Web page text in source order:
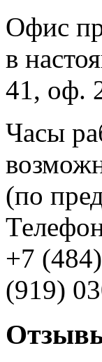
Офис
в
41, оф.
Часы
(по
+7
(919)